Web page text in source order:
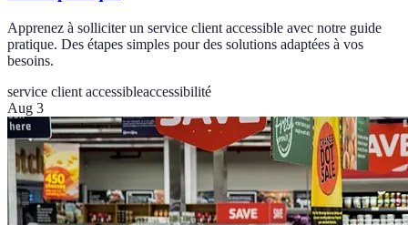
Apprenez à solliciter un service client accessible avec notre guide
pratique. Des étapes simples pour des solutions adaptées à vos
besoins.
service client accessibleaccessibilité
Aug 3